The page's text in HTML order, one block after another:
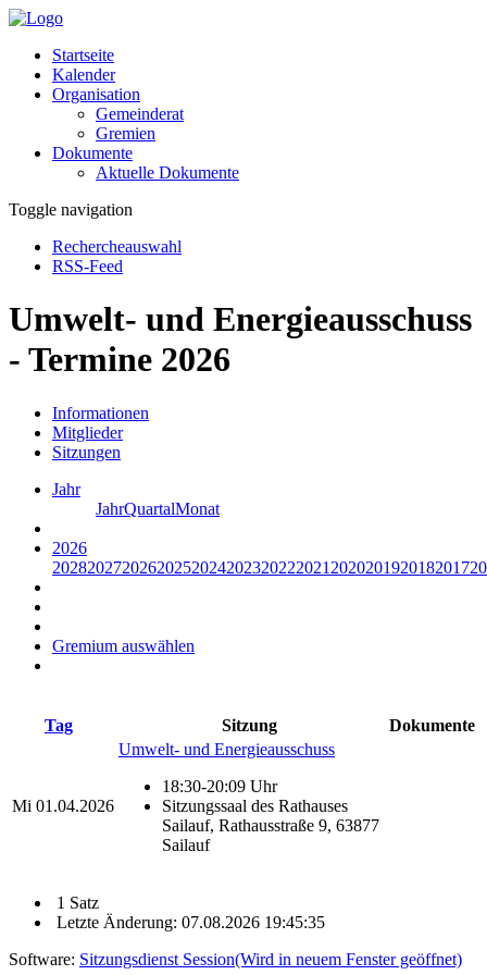
Startseite
Kalender
Organisation
Gemeinderat
Gremien
Dokumente
Aktuelle Dokumente
Toggle navigation
Rechercheauswahl
RSS-Feed
Umwelt- und Energieausschuss
- Termine 2026
Informationen
Mitglieder
Sitzungen
Jahr
JahrQuartalMonat
2026
20282027202620252024202320222021 2020201920182017
Gremium auswählen
Tag Sitzung Dokumente
Mi 01.04.2026
Umwelt- und Energieausschuss
18:30-20:09 Uhr
Sitzungssaal des Rathauses
Sailauf, Rathausstraße 9, 63877
Sailauf
1 Satz
Letzte Änderung: 07.08.2026 19:45:35
Software: Sitzungsdienst Session(Wird in neuem Fenster geöffnet)